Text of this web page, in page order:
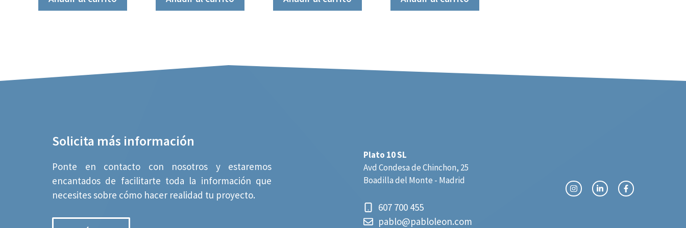
Solicita más información
Ponte en contacto con nosotros y estaremos
encantados de facilitarte toda la información que
necesites sobre cómo hacer realidad tu proyecto.
Plato 10 SL
Avd Condesa de Chinchon, 25
Boadilla del Monte - Madrid
607 700 455
pablo@pabloleon.com